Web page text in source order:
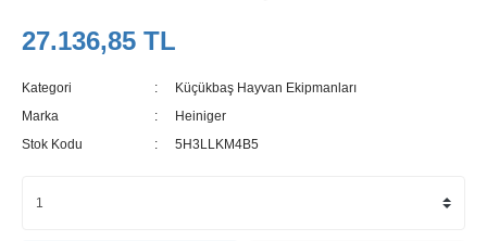
27.136,85 TL
Kategori
Küçükbaş Hayvan Ekipmanları
Marka
Heiniger
Stok Kodu
5H3LLKM4B5